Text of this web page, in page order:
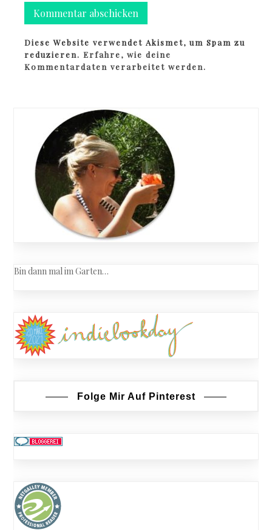
Diese Website verwendet Akismet, um Spam zu
reduzieren.Erfahre, wie deine
Kommentardaten verarbeitet werden.
Bin dann mal im Garten…
Folge Mir Auf Pinterest